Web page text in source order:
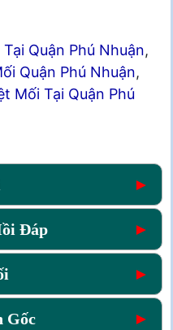
Quận Phú Nhuận,
Quận Phú Nhuận,
Mối Tại Quận Phú
►
Đáp ►
►
Gốc ►